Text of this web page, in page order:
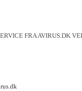
FRA AVIRUS.DK